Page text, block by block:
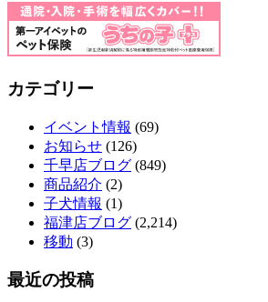
カテゴリー
イベント情報 (69)
お知らせ (126)
千早店ブログ (849)
商品紹介 (2)
子犬情報 (1)
福津店ブログ (2,214)
移動 (3)
最近の投稿